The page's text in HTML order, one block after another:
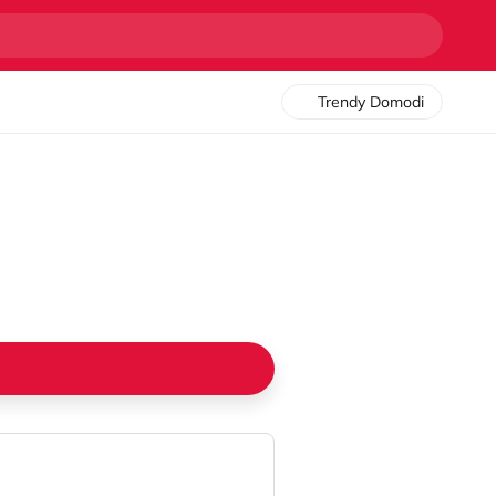
Trendy Domodi